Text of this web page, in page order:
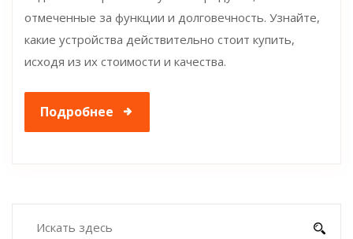
отмеченные за функции и долговечность. Узнайте,
какие устройства действительно стоит купить,
исходя из их стоимости и качества.
Подробнее